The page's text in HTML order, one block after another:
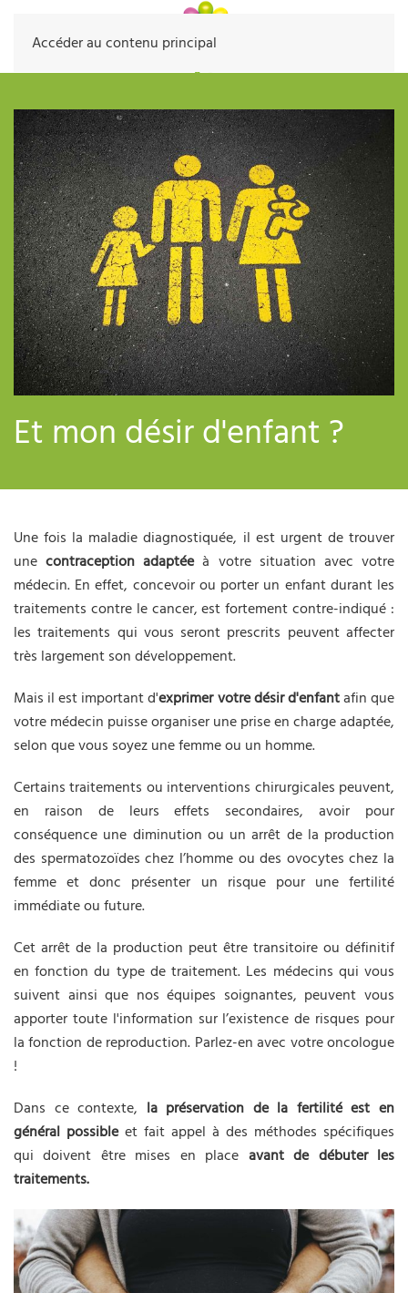
Accéder au contenu principal
Et mon désir d'enfant ?
Une fois la maladie diagnostiquée, il est urgent de trouver
unecontraception adaptéeà votre situation avec votre
médecin. En effet, concevoir ou porter un enfant durant les
traitements contre le cancer, est fortement contre-indiqué :
les traitements qui vous seront prescrits peuvent affecter
très largement son développement.
Mais il est important d'exprimer votre désir d'enfantafin que
votre médecin puisse organiser une prise en charge adaptée,
selon que vous soyez une femme ou un homme.
Certains traitements ou interventions chirurgicales peuvent,
en raison de leurs effets secondaires, avoir pour
conséquence une diminution ou un arrêt de la production
des spermatozoïdes chez l’homme ou des ovocytes chez la
femme et donc présenter un risque pour une fertilité
immédiate ou future.
Cet arrêt de la production peut être transitoire ou définitif
en fonction du type de traitement. Les médecins qui vous
suivent ainsi que nos équipes soignantes, peuvent vous
apporter toute l'information sur l’existence de risques pour
la fonction de reproduction. Parlez-en avec votre oncologue
!
Dans ce contexte, la préservation de la fertilité est en
général possibleet fait appel à des méthodes spécifiques
qui doivent être mises en place avant de débuter les
traitements.